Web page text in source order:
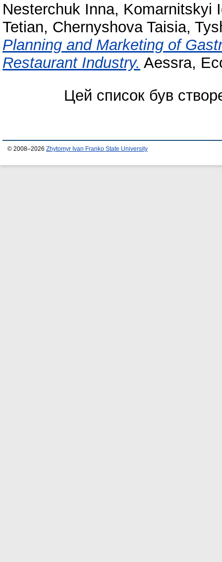
Nesterchuk Inna, Komarnitskyi
Tetіan, Chernyshova Taisia,
Planning and Marketing of
Restaurant Industry. Aessra,
Цей список був
© 2008–2026 Zhytomyr Ivan Franko State University